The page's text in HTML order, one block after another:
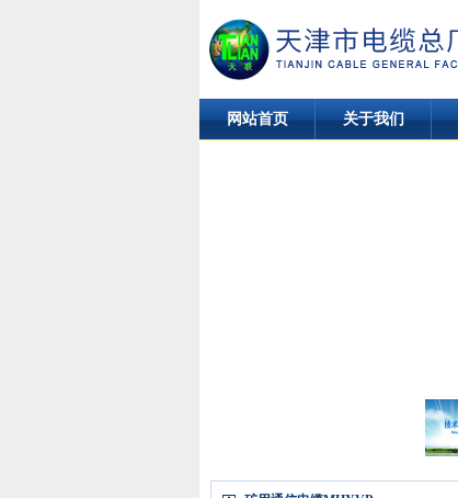
网站首页 关于我们